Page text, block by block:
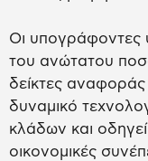
Οι υπογράφοντες
του ανώτατου
δείκτες
δυναμικό
κλάδων και
οικονομικές